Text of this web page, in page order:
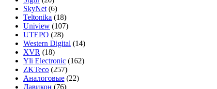
SkyNet (6)
Teltonika (18)
Uniview (107)
UTEPO (28)
Western Digital (14)
XVR (18)
Yli Electronic (162)
ZKTeco (257)
Аналоговые (22)
Давикон (76)